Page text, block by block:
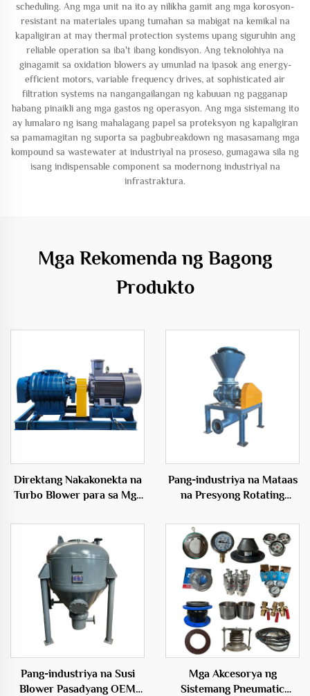
scheduling. Ang mga unit na ito ay nilikha gamit ang mga korosyon-
resistant na materiales upang tumahan sa mabigat na kemikal na
kapaligiran at may thermal protection systems upang siguruhin ang
reliable operation sa iba't ibang kondisyon. Ang teknolohiya na
ginagamit sa oxidation blowers ay umunlad na ipasok ang energy-
efficient motors, variable frequency drives, at sophisticated air
filtration systems na nangangailangan ng kabuuan ng pagganap
habang pinaikli ang mga gastos ng operasyon. Ang mga sistemang ito
ay lumalaro ng isang mahalagang papel sa proteksyon ng kapaligiran
sa pamamagitan ng suporta sa pagbubreakdown ng masasamang mga
kompound sa wastewater at industriyal na proseso, gumagawa sila ng
isang indispensable component sa modernong industriyal na
infrastraktura.
Mga Rekomenda ng Bagong
Produkto
Direktang Nakakonekta na
Turbo Blower para sa Mga
Bultong Elektrikong Blower
Pang-industriya na Mataas
na Presyong Rotating
Epektibong
Transportasyon Solusyon
Pang-industriya na Susi
Blower Pasadyang OEM
Mga Akcesorya ng
Sistemang Pneumatic